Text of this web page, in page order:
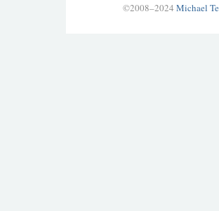
©2008–2024 Michael